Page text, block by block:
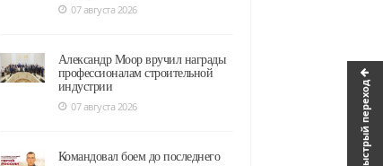
Быстрый переход
07 августа 2026
Александр Моор вручил награды
профессионалам строительной
индустрии
07 августа 2026
Командовал боем до последнего